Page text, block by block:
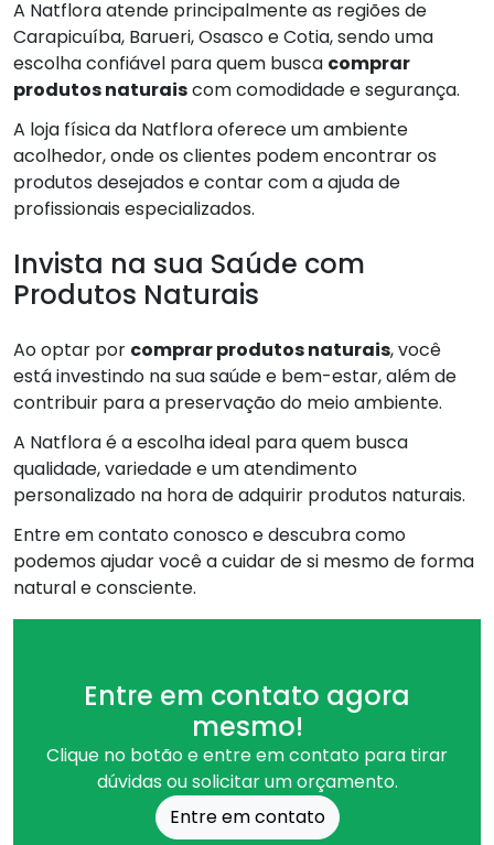
A Natflora atende principalmente as regiões de
Carapicuíba, Barueri, Osasco e Cotia, sendo uma
escolha confiável para quem busca comprar
produtos naturaiscom comodidade e segurança.
A loja física da Natflora oferece um ambiente
acolhedor, onde os clientes podem encontrar os
produtos desejados e contar com a ajuda de
profissionais especializados.
Invista na sua Saúde com
Produtos Naturais
Ao optar por comprar produtos naturais, você
está investindo na sua saúde e bem-estar, além de
contribuir para a preservação do meio ambiente.
A Natflora é a escolha ideal para quem busca
qualidade, variedade e um atendimento
personalizado na hora de adquirir produtos naturais.
Entre em contato conosco e descubra como
podemos ajudar você a cuidar de si mesmo de forma
natural e consciente.
Entre em contato agora
mesmo!
Clique no botão e entre em contato para tirar
dúvidas ou solicitar um orçamento.
Entre em contato